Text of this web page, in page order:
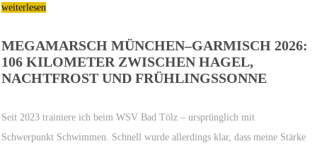
weiterlesen
MEGAMARSCH MÜNCHEN–GARMISCH 2026:
106 KILOMETER ZWISCHEN HAGEL,
NACHTFROST UND FRÜHLINGSSONNE
Seit 2023 trainiere ich beim WSV Bad Tölz – ursprünglich mit
Schwerpunkt Schwimmen. Schnell wurde allerdings klar, dass meine Stärke